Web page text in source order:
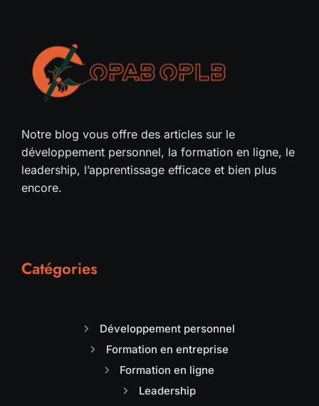
Notre blog vous offre des articles sur le
développement personnel, la formation en ligne, le
leadership, l’apprentissage efficace et bien plus
encore.
Catégories
Développement personnel
Formation en entreprise
Formation en ligne
Leadership